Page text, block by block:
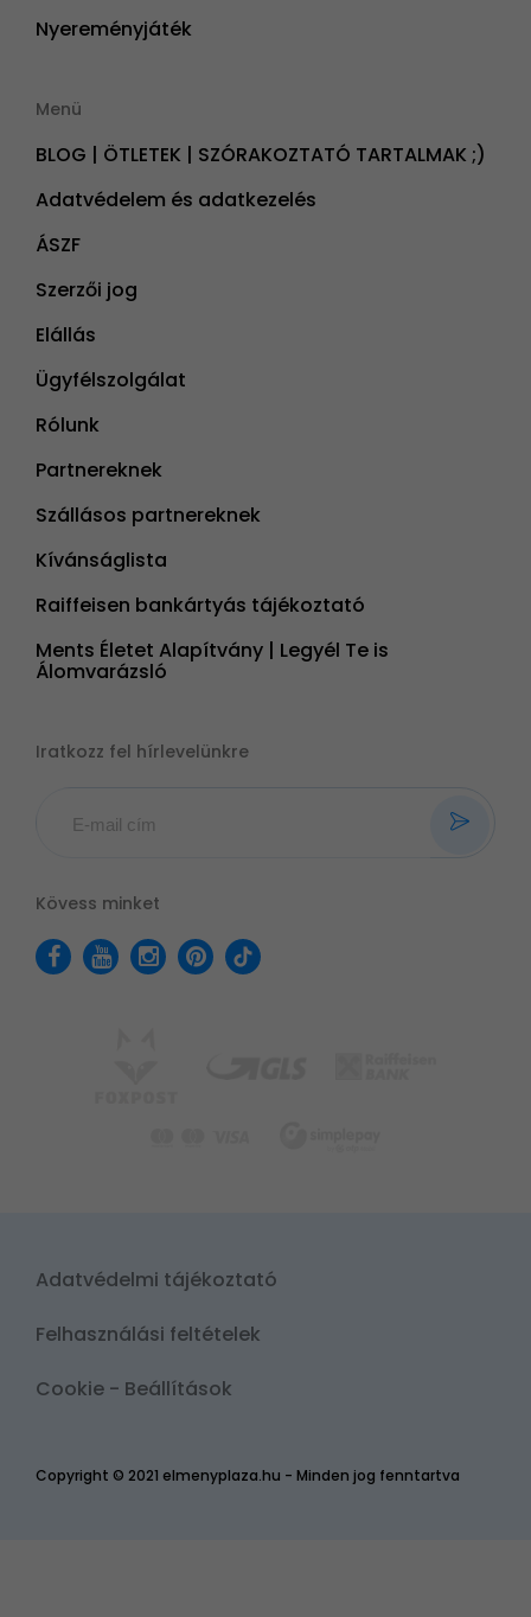
Nyereményjáték
Menü
BLOG | ÖTLETEK | SZÓRAKOZTATÓ TARTALMAK ;)
Adatvédelem és adatkezelés
ÁSZF
Szerzői jog
Elállás
Ügyfélszolgálat
Rólunk
Partnereknek
Szállásos partnereknek
Kívánságlista
Raiffeisen bankártyás tájékoztató
Ments Életet Alapítvány | Legyél Te is
Álomvarázsló
Iratkozz fel hírlevelünkre
Kövess minket
Copyright © 2021 elmenyplaza.hu - Minden jog fenntartva
Adatvédelmi tájékoztató
Felhasználási feltételek
Cookie - Beállítások